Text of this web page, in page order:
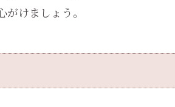
けましょう。